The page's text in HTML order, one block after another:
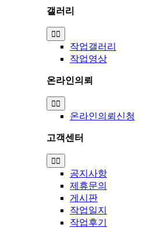
갤러리
Toggle
Navigation
작업갤러리
작업영상
온라인의뢰
Toggle
Navigation
온라인의뢰신청
고객센터
Toggle
Navigation
공지사항
제휴문의
게시판
작업일지
작업후기